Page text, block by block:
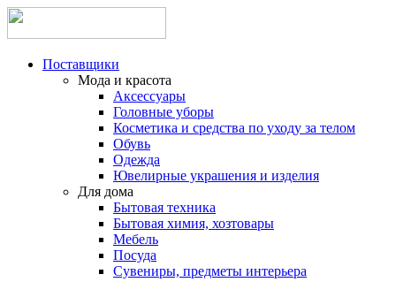
Поставщики
Мода и красота
Аксессуары
Головные уборы
Косметика и средства по уходу за телом
Обувь
Одежда
Ювелирные украшения и изделия
Для дома
Бытовая техника
Бытовая химия, хозтовары
Мебель
Посуда
Сувениры, предметы интерьера